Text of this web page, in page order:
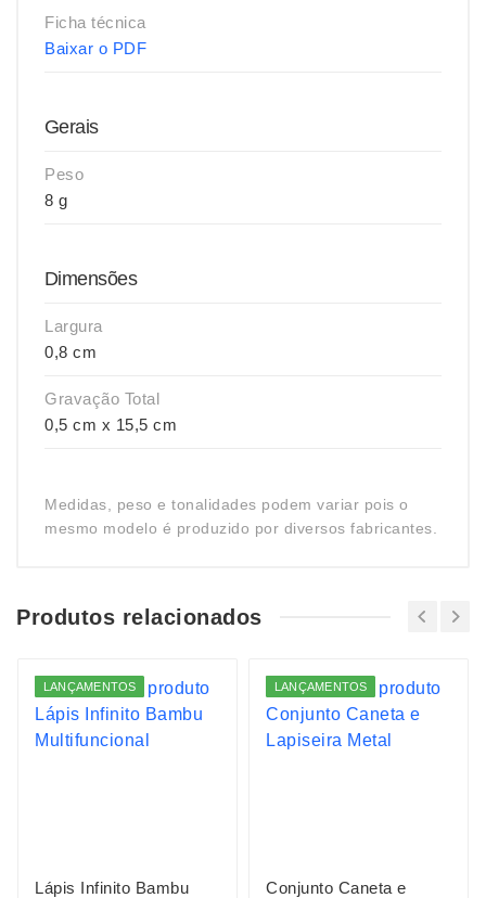
Ficha técnica
Baixar o PDF
Gerais
Peso
8 g
Dimensões
Largura
0,8 cm
Gravação Total
0,5 cm x 15,5 cm
Medidas, peso e tonalidades podem variar pois o
mesmo modelo é produzido por diversos fabricantes.
Produtos relacionados
LANÇAMENTOS
Lápis Infinito Bambu
LANÇAMENTOS
Conjunto Caneta e